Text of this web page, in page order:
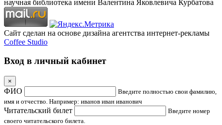
научная библиотека имени Валентина Яковлевича Курбатова
Сайт сделан на основе дизайна агентства интернет-рекламы
Coffee Studio
Вход в личный кабинет
×
ФИО
Введите полностью свои фамилию,
имя и отчество. Например: иванов иван иванович
Читательский билет
Введите номер
своего читательского билета.